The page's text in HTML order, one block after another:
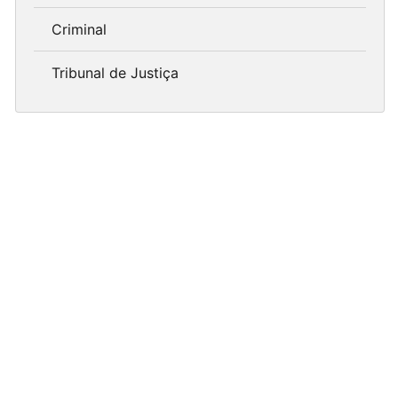
Criminal
Tribunal de Justiça